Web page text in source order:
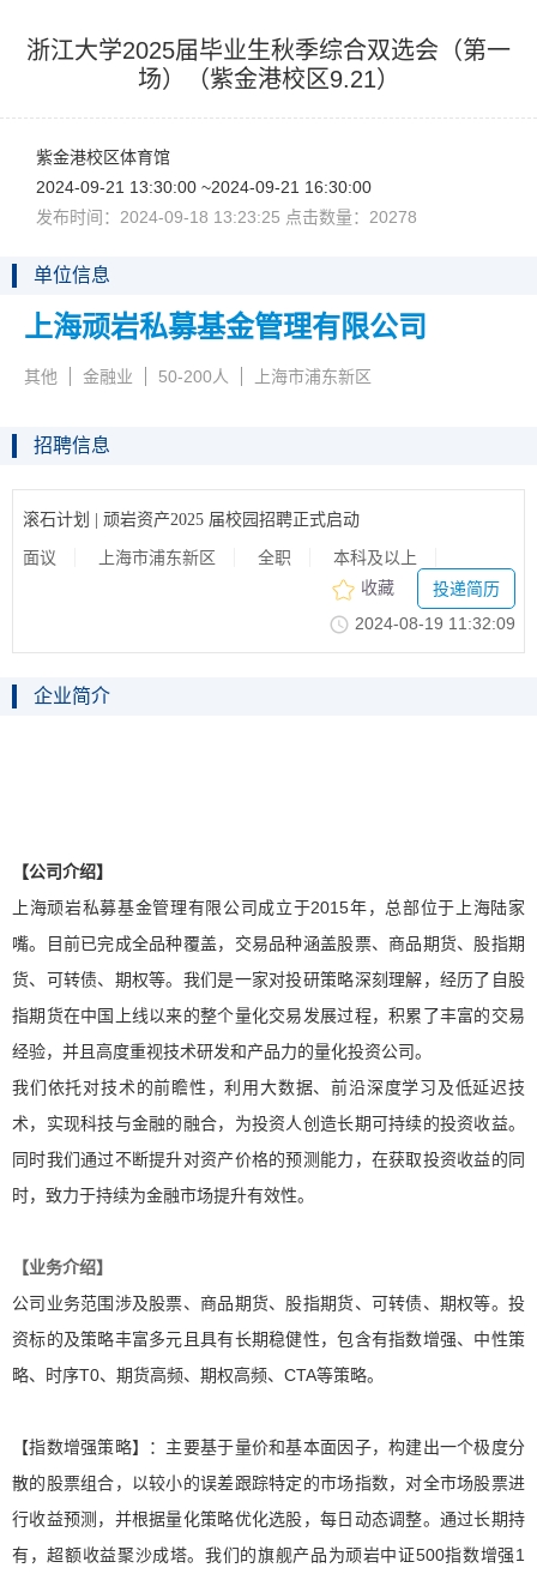
浙江大学2025届毕业生秋季综合双选会（第一
场）（紫金港校区9.21）
紫金港校区体育馆
2024-09-2113:30:00~2024-09-2116:30:00
发布时间：2024-09-1813:23:25点击数量：20278
单位信息
上海顽岩私募基金管理有限公司
其他 金融业 50-200人 上海市浦东新区
招聘信息
滚石计划|顽岩资产2025届校园招聘正式启动
面议 上海市浦东新区 全职 本科及以上
收藏
投递简历
2024-08-1911:32:09
企业简介
【公司介绍】
上海顽岩私募基金管理有限公司成立于2015年，总部位于上海陆家
嘴。目前已完成全品种覆盖，交易品种涵盖股票、商品期货、股指期
货、可转债、期权等。我们是一家对投研策略深刻理解，经历了自股
指期货在中国上线以来的整个量化交易发展过程，积累了丰富的交易
经验，并且高度重视技术研发和产品力的量化投资公司。
我们依托对技术的前瞻性，利用大数据、前沿深度学习及低延迟技
术，实现科技与金融的融合，为投资人创造长期可持续的投资收益。
同时我们通过不断提升对资产价格的预测能力，在获取投资收益的同
时，致力于持续为金融市场提升有效性。
【业务介绍】
公司业务范围涉及股票、商品期货、股指期货、可转债、期权等。投
资标的及策略丰富多元且具有长期稳健性，包含有指数增强、中性策
略、时序T0、期货高频、期权高频、CTA等策略。
【指数增强策略】：主要基于量价和基本面因子，构建出一个极度分
散的股票组合，以较小的误差跟踪特定的市场指数，对全市场股票进
行收益预测，并根据量化策略优化选股，每日动态调整。通过长期持
有，超额收益聚沙成塔。我们的旗舰产品为顽岩中证500指数增强1